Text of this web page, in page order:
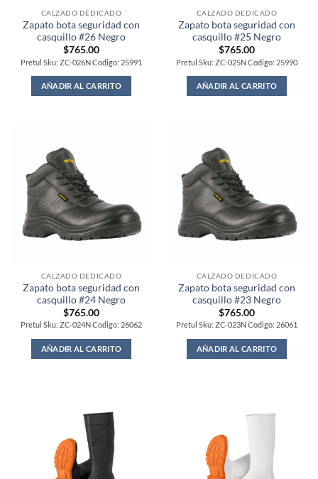
CALZADO DEDICADO
Zapato bota seguridad con
casquillo #26 Negro
$765.00
Pretul Sku: ZC-026N Codigo: 25991
AÑADIR AL CARRITO
CALZADO DEDICADO
Zapato bota seguridad con
casquillo #25 Negro
$765.00
Pretul Sku: ZC-025N Codigo: 25990
AÑADIR AL CARRITO
CALZADO DEDICADO
Zapato bota seguridad con
casquillo #24 Negro
$765.00
Pretul Sku: ZC-024N Codigo: 26062
AÑADIR AL CARRITO
CALZADO DEDICADO
Zapato bota seguridad con
casquillo #23 Negro
$765.00
Pretul Sku: ZC-023N Codigo: 26061
AÑADIR AL CARRITO